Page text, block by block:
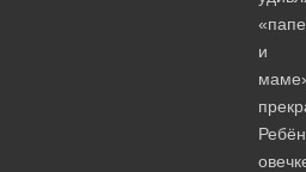
«папе
и